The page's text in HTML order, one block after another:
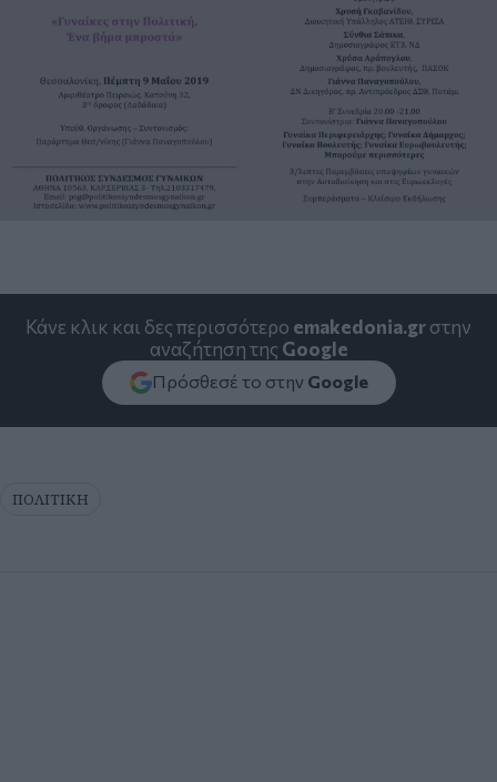
Κάνε κλικ και δες περισσότερο emakedonia.grστην
αναζήτηση της Google
Πρόσθεσέ το στην Google
ΠΟΛΙΤΙΚΗ